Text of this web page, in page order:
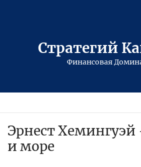
Стратегий
Финансовая
Эрнест
и море